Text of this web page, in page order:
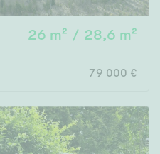
26 m² / 28,6 m²
79 000 €